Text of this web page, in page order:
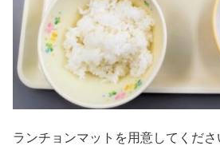
ランチョンマットを用意してくだ